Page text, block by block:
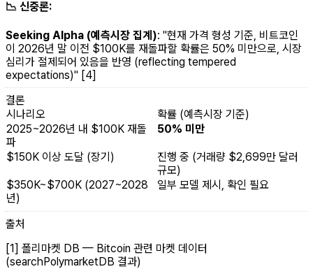
📉 신중론:
Seeking Alpha (예측시장 집계): "현재 가격 형성 기준, 비트코인
이 2026년 말 이전 $100K를 재돌파할 확률은 50% 미만으로, 시장
심리가 절제되어 있음을 반영 (reflecting tempered
expectations)" [4]
결론
시나리오
확률 (예측시장 기준)
2025~2026년 내 $100K 재돌
파
50% 미만
$150K 이상 도달 (장기)
진행 중 (거래량 $2,699만 달러
규모)
$350K~$700K (2027~2028
년)
일부 모델 제시, 확인 필요
출처
[1] 폴리마켓 DB — Bitcoin 관련 마켓 데이터
(searchPolymarketDB 결과)